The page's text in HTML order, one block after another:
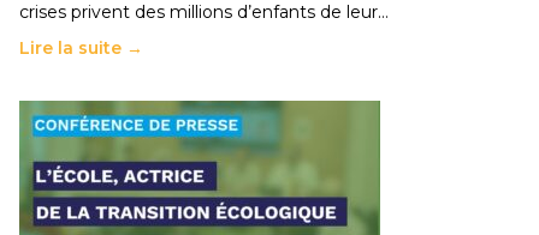
crises privent des millions d’enfants de leur…
Lire la suite →